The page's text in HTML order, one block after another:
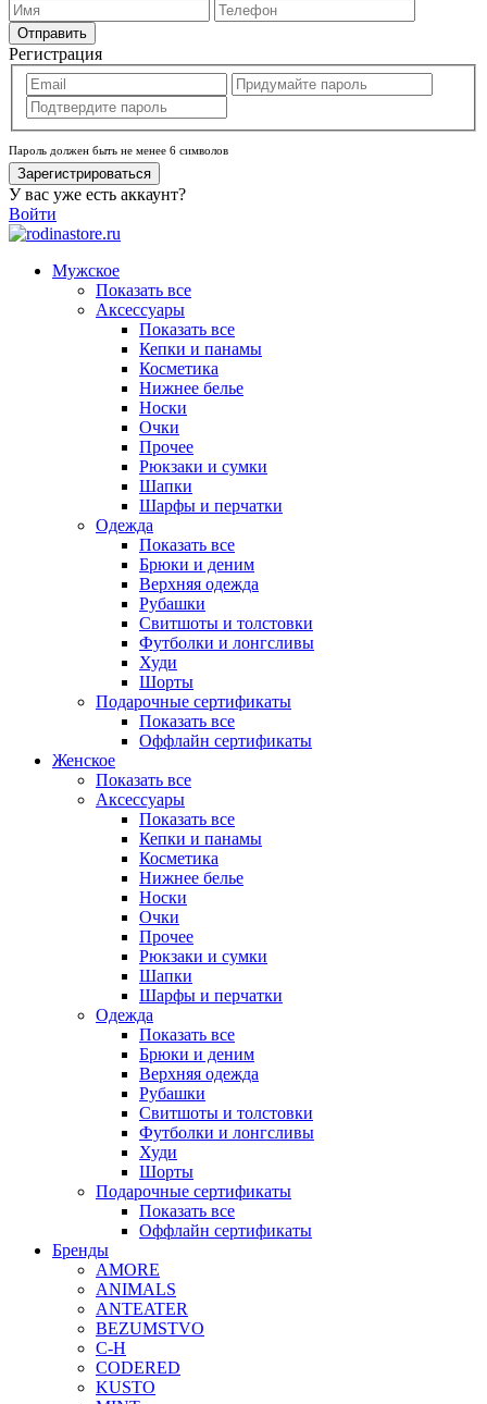
Отправить
Регистрация
Пароль должен быть не менее 6 символов
Зарегистрироваться
У вас уже есть аккаунт?
Войти
Мужское
Показать все
Аксессуары
Показать все
Кепки и панамы
Косметика
Нижнее белье
Носки
Очки
Прочее
Рюкзаки и сумки
Шапки
Шарфы и перчатки
Одежда
Показать все
Брюки и деним
Верхняя одежда
Рубашки
Свитшоты и толстовки
Футболки и лонгсливы
Худи
Шорты
Подарочные сертификаты
Показать все
Оффлайн сертификаты
Женское
Показать все
Аксессуары
Показать все
Кепки и панамы
Косметика
Нижнее белье
Носки
Очки
Прочее
Рюкзаки и сумки
Шапки
Шарфы и перчатки
Одежда
Показать все
Брюки и деним
Верхняя одежда
Рубашки
Свитшоты и толстовки
Футболки и лонгсливы
Худи
Шорты
Подарочные сертификаты
Показать все
Оффлайн сертификаты
Бренды
AMORE
ANIMALS
ANTEATER
BEZUMSTVO
C-H
CODERED
KUSTO